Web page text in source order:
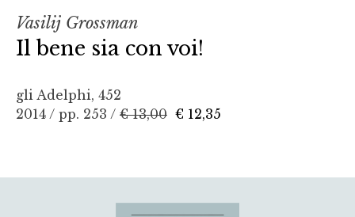
Vasilij Grossman
Il bene sia con voi!
gli Adelphi, 452
2014 / pp. 253 / € 13,00 € 12,35